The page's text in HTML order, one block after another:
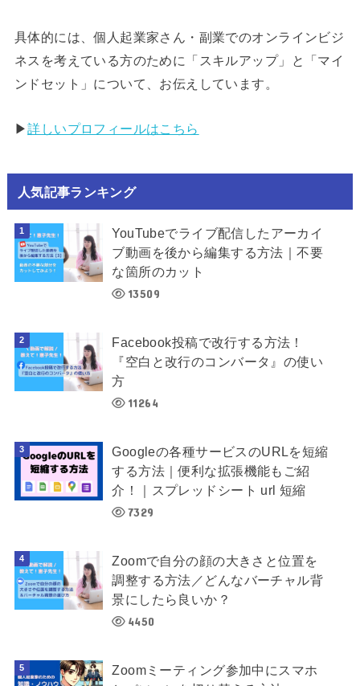
具体的には、個人起業家さん・副業でのオンラインビジ
ネスを考えている方のために「スキルアップ」と「マイ
ンドセット」について、お伝えしています。
▶︎詳しいプロフィールはこちら
人気記事ランキング
YouTubeでライブ配信したアーカイ
ブ動画を後から編集する方法｜不要
な箇所のカット
13509
Facebook投稿で改行する方法！
『空白と改行のコンバータ』の使い
方
11264
Googleの各種サービスのURLを短縮
する方法｜便利な拡張機能もご紹
介！｜スプレッドシート url 短縮
7329
Zoomで自分の顔の大きさと位置を
調整する方法／どんなバーチャル背
景にしたら良いか？
4450
Zoomミーティング参加中にスマホ